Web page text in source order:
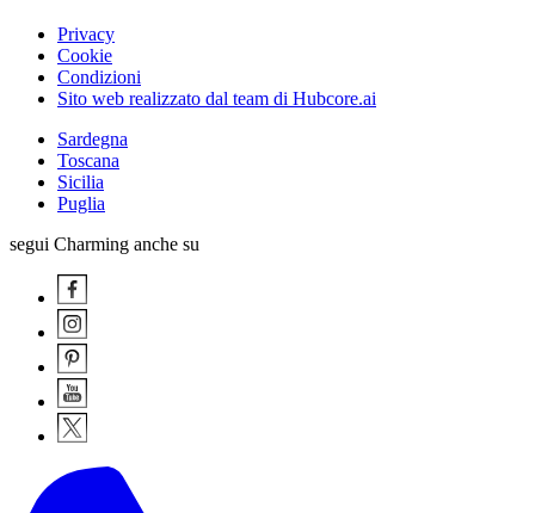
Privacy
Cookie
Condizioni
Sito web realizzato dal team di Hubcore.ai
Sardegna
Toscana
Sicilia
Puglia
segui Charming anche su